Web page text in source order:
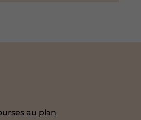
au plan